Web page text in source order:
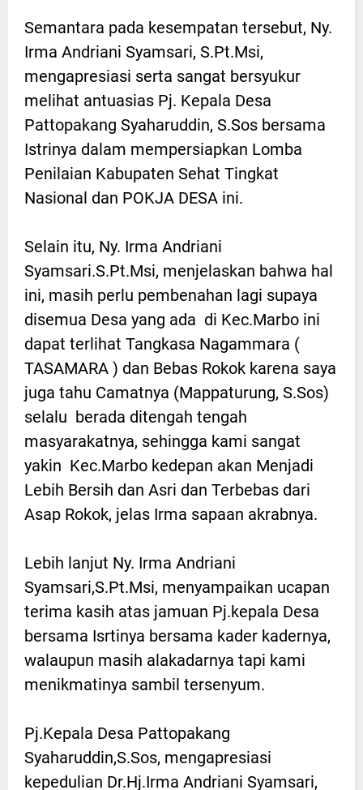
Semantara pada kesempatan tersebut, Ny.
Irma Andriani Syamsari, S.Pt.Msi,
mengapresiasi serta sangat bersyukur
melihat antuasias Pj. Kepala Desa
Pattopakang Syaharuddin, S.Sos bersama
Istrinya dalam mempersiapkan Lomba
Penilaian Kabupaten Sehat Tingkat
Nasional dan POKJA DESA ini.
Selain itu, Ny. Irma Andriani
Syamsari.S.Pt.Msi, menjelaskan bahwa hal
ini, masih perlu pembenahan lagi supaya
disemua Desa yang ada di Kec.Marbo ini
dapat terlihat Tangkasa Nagammara (
TASAMARA ) dan Bebas Rokok karena saya
juga tahu Camatnya (Mappaturung, S.Sos)
selalu berada ditengah tengah
masyarakatnya, sehingga kami sangat
yakin Kec.Marbo kedepan akan Menjadi
Lebih Bersih dan Asri dan Terbebas dari
Asap Rokok, jelas Irma sapaan akrabnya.
Lebih lanjut Ny. Irma Andriani
Syamsari,S.Pt.Msi, menyampaikan ucapan
terima kasih atas jamuan Pj.kepala Desa
bersama Isrtinya bersama kader kadernya,
walaupun masih alakadarnya tapi kami
menikmatinya sambil tersenyum.
Pj.Kepala Desa Pattopakang
Syaharuddin,S.Sos, mengapresiasi
kepedulian Dr.Hj.Irma Andriani Syamsari,